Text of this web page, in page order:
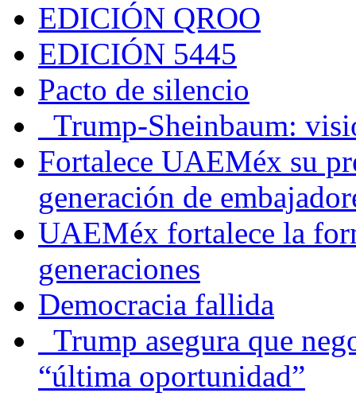
EDICIÓN QROO
EDICIÓN 5445
Pacto de silencio
Trump-Sheinbaum:
Fortalece UAEMéx su
generación de
UAEMéx fortalece la
generaciones
Democracia fallida
Trump asegura que
“última oportunidad”